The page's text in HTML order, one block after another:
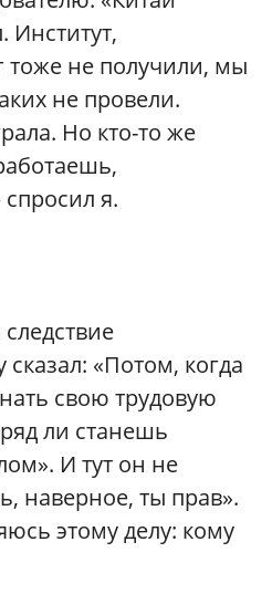
Институт,
тоже не получили, мы
не провели.
Но кто-то же
я.
«Потом, когда
свою трудовую
ли станешь
И тут он не
наверное, ты прав».
этому делу: кому